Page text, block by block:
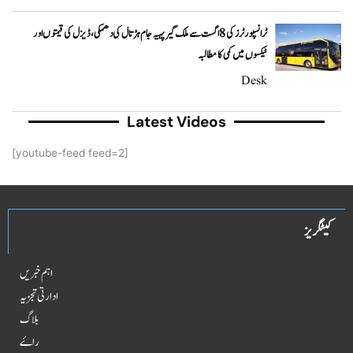
ٹرانسپورٹرز کی 8 اگست سے ملک گیر پہیہ جام ہڑتال کی دھمکی، ڈیزل کی قیمتوں اور
ٹیکسوں میں کمی کا مطالبہ
Desk
Latest Videos
[youtube-feed feed=2]
کیٹگریز
اہم خبریں
ادارتی تجزیہ
بلاگ
راۓ